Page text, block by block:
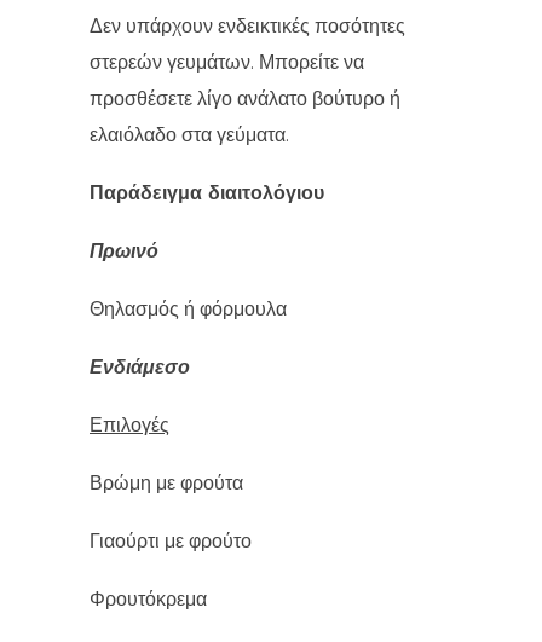
Δεν υπάρχουν ενδεικτικές ποσότητες
στερεών γευμάτων. Μπορείτε να
προσθέσετε λίγο ανάλατο βούτυρο ή
ελαιόλαδο στα γεύματα.
Παράδειγμα διαιτολόγιου
Πρωινό
Θηλασμός ή φόρμουλα
Ενδιάμεσο
Επιλογές
Βρώμη με φρούτα
Γιαούρτι με φρούτο
Φρουτόκρεμα